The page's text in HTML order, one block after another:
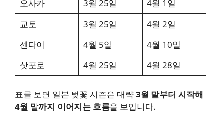
오사카
3월 25일
4월 1일
교토
3월 25일
4월 2일
센다이
4월 5일
4월 10일
삿포로
4월 25일 4월 28일
표를 보면 일본 벚꽃 시즌은 대략3월 말부터 시작해
4월 말까지 이어지는 흐름을 보입니다.